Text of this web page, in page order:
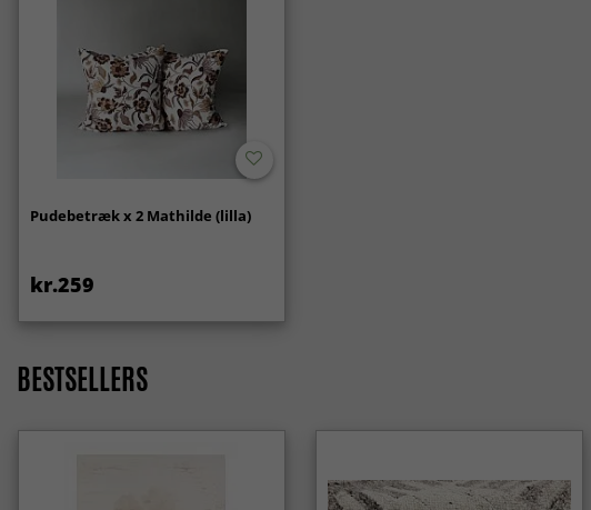
Pudebetræk x 2 Mathilde (lilla)
kr.259
BESTSELLERS